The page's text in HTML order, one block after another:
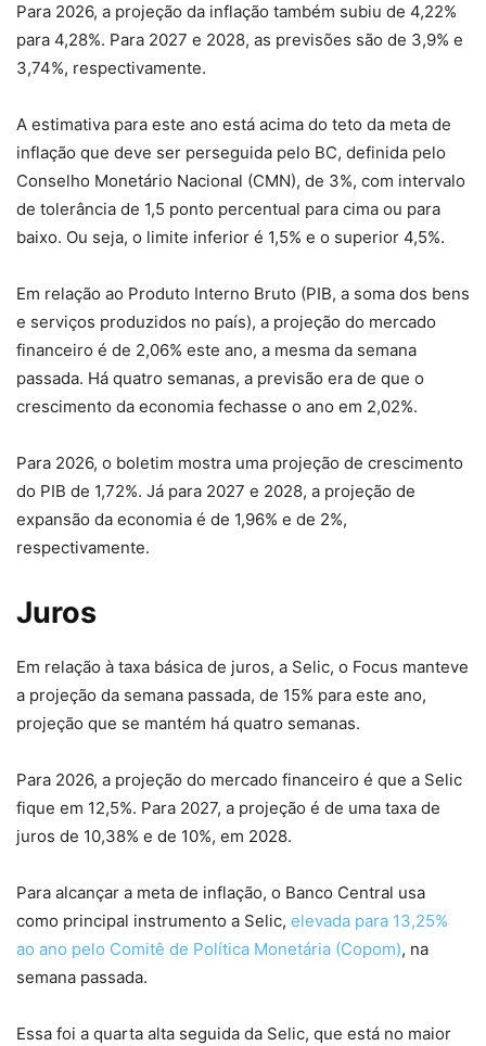
Para 2026, a projeção da inflação também subiu de 4,22%
para 4,28%. Para 2027 e 2028, as previsões são de 3,9% e
3,74%, respectivamente.
A estimativa para este ano está acima do teto da meta de
inflação que deve ser perseguida pelo BC, definida pelo
Conselho Monetário Nacional (CMN), de 3%, com intervalo
de tolerância de 1,5 ponto percentual para cima ou para
baixo. Ou seja, o limite inferior é 1,5% e o superior 4,5%.
Em relação ao Produto Interno Bruto (PIB, a soma dos bens
e serviços produzidos no país), a projeção do mercado
financeiro é de 2,06% este ano, a mesma da semana
passada. Há quatro semanas, a previsão era de que o
crescimento da economia fechasse o ano em 2,02%.
Para 2026, o boletim mostra uma projeção de crescimento
do PIB de 1,72%. Já para 2027 e 2028, a projeção de
expansão da economia é de 1,96% e de 2%,
respectivamente.
Juros
Em relação à taxa básica de juros, a Selic, o Focus manteve
a projeção da semana passada, de 15% para este ano,
projeção que se mantém há quatro semanas.
Para 2026, a projeção do mercado financeiro é que a Selic
fique em 12,5%. Para 2027, a projeção é de uma taxa de
juros de 10,38% e de 10%, em 2028.
Para alcançar a meta de inflação, o Banco Central usa
como principal instrumento a Selic, elevada para 13,25%
ao ano pelo Comitê de Política Monetária (Copom), na
semana passada.
Essa foi a quarta alta seguida da Selic, que está no maior